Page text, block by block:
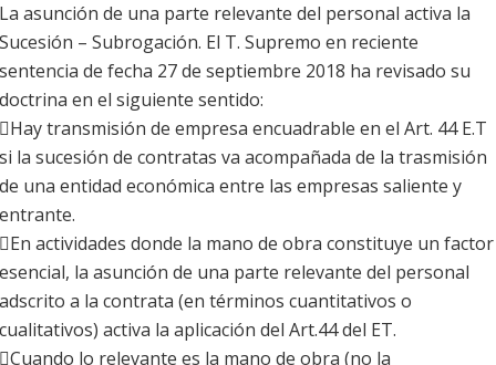
La asunción de una parte relevante del personal activa la
Sucesión – Subrogación. El T. Supremo en reciente
sentencia de fecha 27 de septiembre 2018 ha revisado su
doctrina en el siguiente sentido:
Hay transmisión de empresa encuadrable en el Art. 44 E.T
si la sucesión de contratas va acompañada de la trasmisión
de una entidad económica entre las empresas saliente y
entrante.
En actividades donde la mano de obra constituye un factor
esencial, la asunción de una parte relevante del personal
adscrito a la contrata (en términos cuantitativos o
cualitativos) activa la aplicación del Art.44 del ET.
Cuando lo relevante es la mano de obra (no la